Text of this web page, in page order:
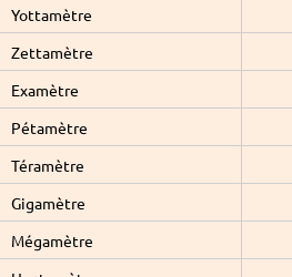
Yottamètre
Zettamètre
Examètre
Pétamètre
Téramètre
Gigamètre
Mégamètre